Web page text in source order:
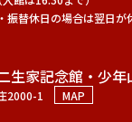
振替休日の場合は翌日が
生家記念館・少年
2000-1
MAP